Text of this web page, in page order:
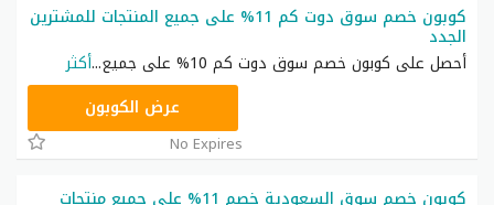
كوبون خصم سوق دوت كم 11% على جميع المنتجات للمشترين
الجدد
أحصل على كوبون خصم سوق دوت كم 10% على جميع
...أكثر
HOME11عرض الكوبون
No Expires
كوبون خصم سوق السعودية خصم 11% على جميع منتجات